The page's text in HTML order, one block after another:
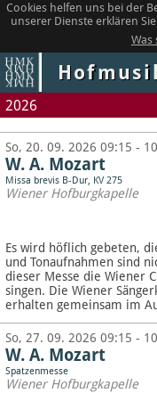
Cookies helfen uns bei der
unserer Dienste erklären
Was
2026
So, 20. 09. 2026 09:15 -
W. A. Mozart
Missa brevis B-Dur, KV 275
Wiener Hofburgkapelle
Es wird höflich gebeten,
und Tonaufnahmen sind
dieser Messe die Wiener
singen. Die Wiener
erhalten gemeinsam im
So, 27. 09. 2026 09:15 -
W. A. Mozart
Spatzenmesse
Wiener Hofburgkapelle